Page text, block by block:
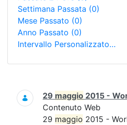
Settimana Passata (0)
Mese Passato (0)
Anno Passato (0)
Intervallo Personalizzato…
Ricerca
29 maggio 2015 -
Contenuto Web
29 maggio 2015 -